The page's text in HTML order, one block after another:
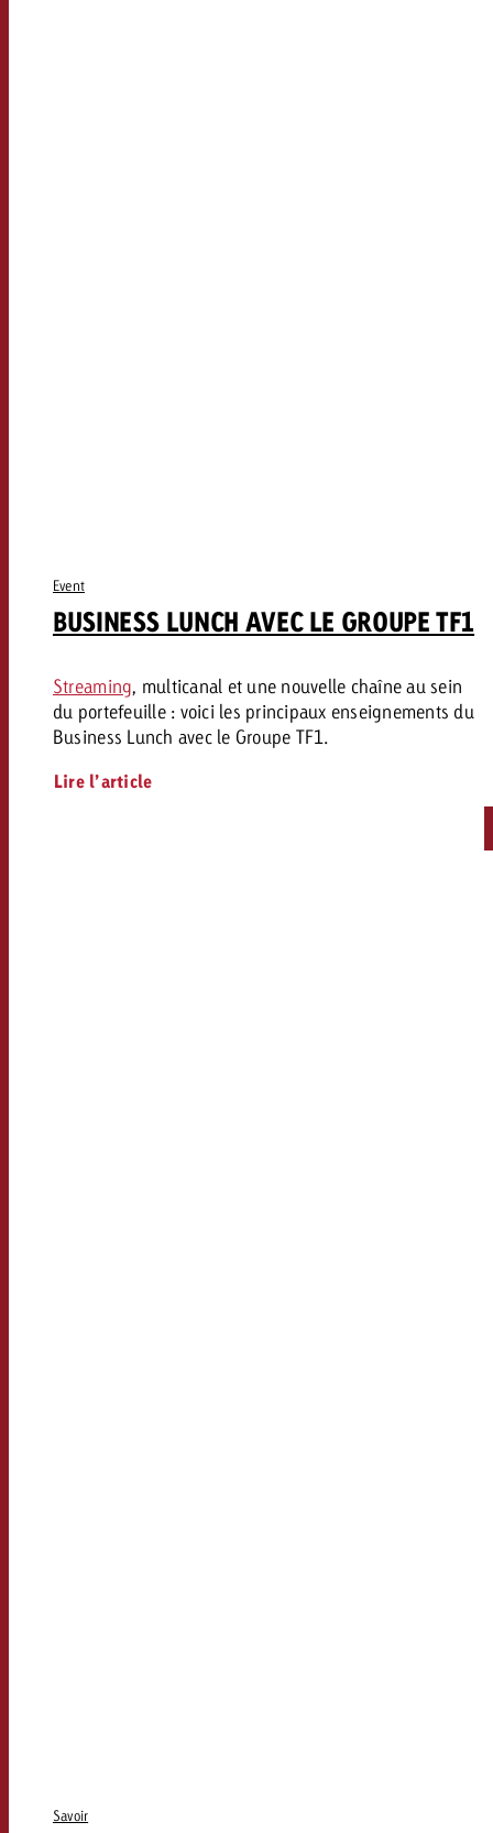
Event
BUSINESS LUNCH AVEC LE GROUPE TF1
Streaming, multicanal et une nouvelle chaîne au sein
du portefeuille : voici les principaux enseignements du
Business Lunch avec le Groupe TF1.
Lire l’article
Savoir